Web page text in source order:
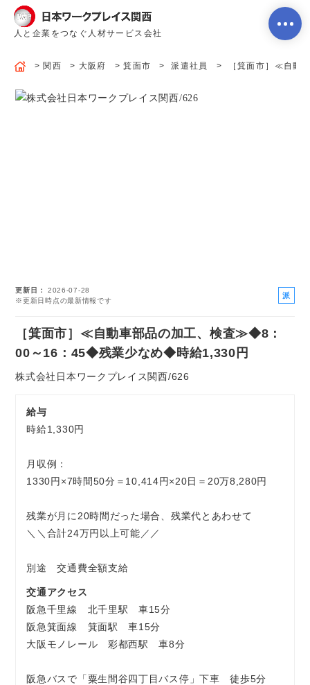
人と企業をつなぐ人材サービス会社
求人を探す
お気軽にご相談ください
関西 大阪府 箕面市 派遣社員 ［箕面市］≪自動
更新日
2026-07-28
※更新日時点の最新情報です
派
［箕面市］≪自動車部品の加工、検査≫◆8：
00～16：45◆残業少なめ◆時給1,330円
株式会社日本ワークプレイス関西/626
給与
時給1,330円
月収例：
1330円×7時間50分＝10,414円×20日＝20万8,280円
残業が月に20時間だった場合、残業代とあわせて
＼＼合計24万円以上可能／／
別途 交通費全額支給
交通アクセス
阪急千里線 北千里駅 車15分
阪急箕面線 箕面駅 車15分
大阪モノレール 彩都西駅 車8分
阪急バスで「粟生間谷四丁目バス停」下車 徒歩5分